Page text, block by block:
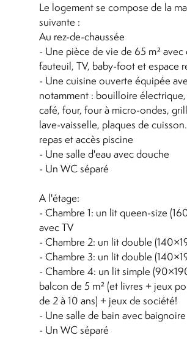
Le logement se compose de la
suivante :
Au rez-de-chaussée
- Une pièce de vie de 65 m² avec
fauteuil, TV, baby-foot et espace
- Une cuisine ouverte équipée
notamment : bouilloire
café, four, four à micro-ondes,
lave-vaisselle, plaques de
repas et accès piscine
- Une salle d'eau avec douche
- Un WC séparé
A l'étage:
- Chambre 1: un lit queen-size
avec TV
- Chambre 2: un lit double
- Chambre 3: un lit double
- Chambre 4: un lit simple
balcon de 5 m² (et livres + jeux
de 2 à 10 ans) + jeux de société!
- Une salle de bain avec baignoire
- Un WC séparé